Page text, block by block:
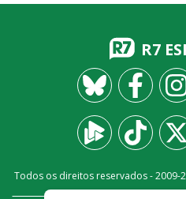
R7
Todos os direitos reservados - 2009-